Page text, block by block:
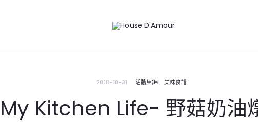
2018-10-31 活動集錦 美味食譜
My Kitchen Life- 野菇奶油